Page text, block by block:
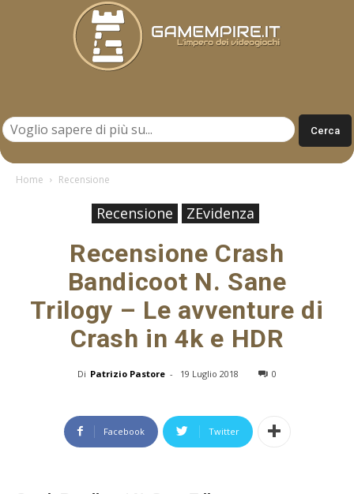
Home Recensione
Recensione ZEvidenza
Recensione Crash
Bandicoot N. Sane
Trilogy – Le avventure di
Crash in 4k e HDR
Di Patrizio Pastore - 19 Luglio 2018 0
Facebook Twitter